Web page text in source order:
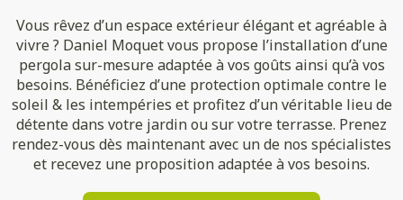
Vous rêvez d’un espace extérieur élégant et agréable à
vivre ? Daniel Moquet vous propose l’installation d’une
pergola sur-mesure adaptée à vos goûts ainsi qu’à vos
besoins. Bénéficiez d’une protection optimale contre le
soleil & les intempéries et profitez d’un véritable lieu de
détente dans votre jardin ou sur votre terrasse. Prenez
rendez-vous dès maintenant avec un de nos spécialistes
et recevez une proposition adaptée à vos besoins.